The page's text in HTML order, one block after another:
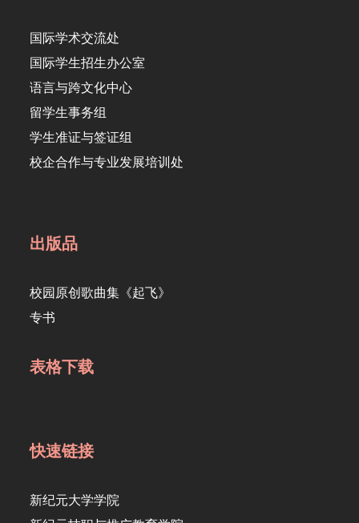
国际学术交流处
国际学生招生办公室
语言与跨文化中心
留学生事务组
学生准证与签证组
校企合作与专业发展培训处
出版品
校园原创歌曲集《起飞》
专书
表格下载
快速链接
新纪元大学学院